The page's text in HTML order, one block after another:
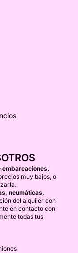
embarcaciones.
muy bajos, o
neumáticas,
del alquiler con
en contacto con
todas tus